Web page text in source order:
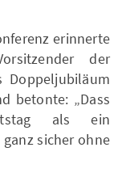
erinnerte
der
Doppeljubiläum
betonte: „Dass
als ein
sicher ohne